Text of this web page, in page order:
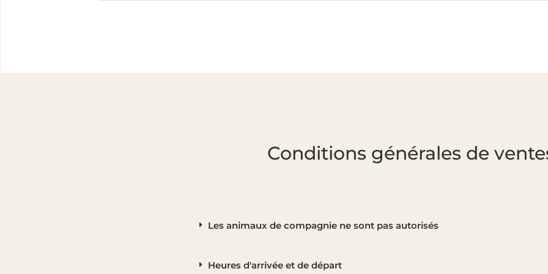
Conditions générales de
Les animaux de compagnie ne sont pas autorisés
Heures d'arrivée et de départ